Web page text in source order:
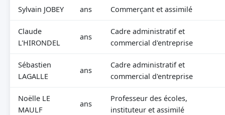
Sylvain JOBEY ans Commerçant et assimilé
Claude
L'HIRONDEL
ans
Cadre administratif et
commercial d'entreprise
Sébastien
LAGALLE
ans
Cadre administratif et
commercial d'entreprise
Noëlle LE
MAULF
ans
Professeur des écoles,
instituteur et assimilé